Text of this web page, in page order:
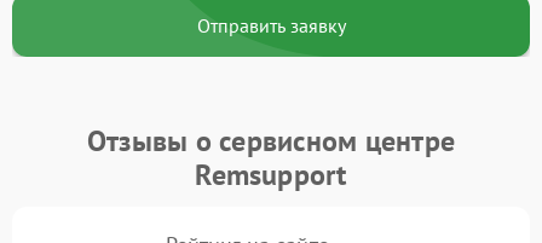
Отправить заявку
Отзывы о сервисном центре
Remsupport